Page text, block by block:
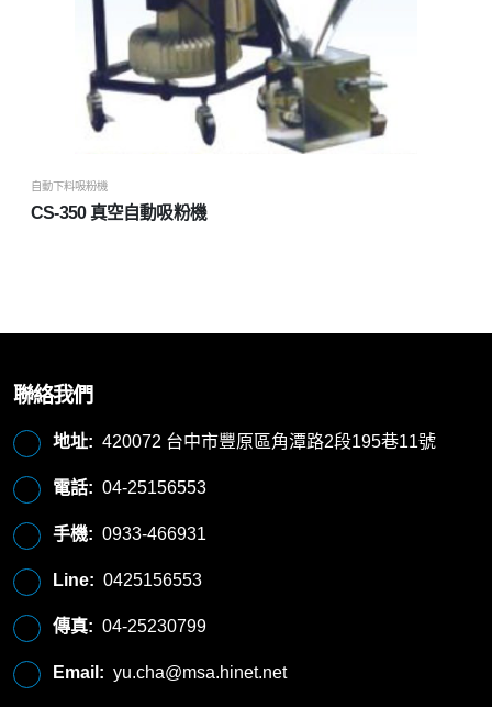
自動下料吸粉機
CS-350 真空自動吸粉機
聯絡我們
地址: 420072 台中市豐原區角潭路2段195巷11號
電話: 04-25156553
手機: 0933-466931
Line: 0425156553
傳真: 04-25230799
Email: yu.cha@msa.hinet.net